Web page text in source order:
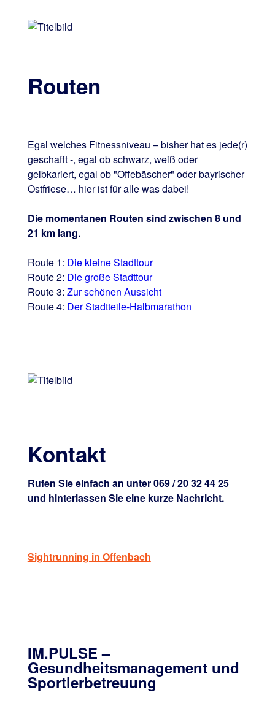
Routen
Egal welches Fitnessniveau – bisher hat es jede(r)
geschafft -, egal ob schwarz, weiß oder
gelbkariert, egal ob "Offebäscher" oder bayrischer
Ostfriese… hier ist für alle was dabei!
Die momentanen Routen sind zwischen 8 und
21 km lang.
Route 1: Die kleine Stadttour
Route 2: Die große Stadttour
Route 3: Zur schönen Aussicht
Route 4: Der Stadtteile-Halbmarathon
Kontakt
Rufen Sie einfach an unter 069 / 20 32 44 25
und hinterlassen Sie eine kurze Nachricht.
Sightrunning in Offenbach
IM.PULSE –
Gesundheitsmanagement und
Sportlerbetreuung